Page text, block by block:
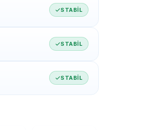
STABIL
STABIL
STABIL